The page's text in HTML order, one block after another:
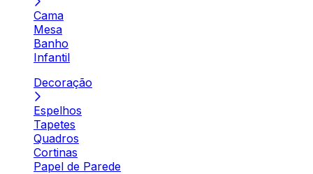
Cama
Mesa
Banho
Infantil
Decoração
Espelhos
Tapetes
Quadros
Cortinas
Papel de Parede